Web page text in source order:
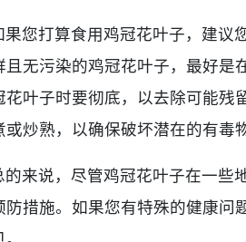
果您打算食用鸡冠花叶子，建议
且无污染的鸡冠花叶子，最好是
花叶子时要彻底，以去除可能残
或炒熟，以确保破坏潜在的有毒
的来说，尽管鸡冠花叶子在一些
防措施。如果您有特殊的健康问